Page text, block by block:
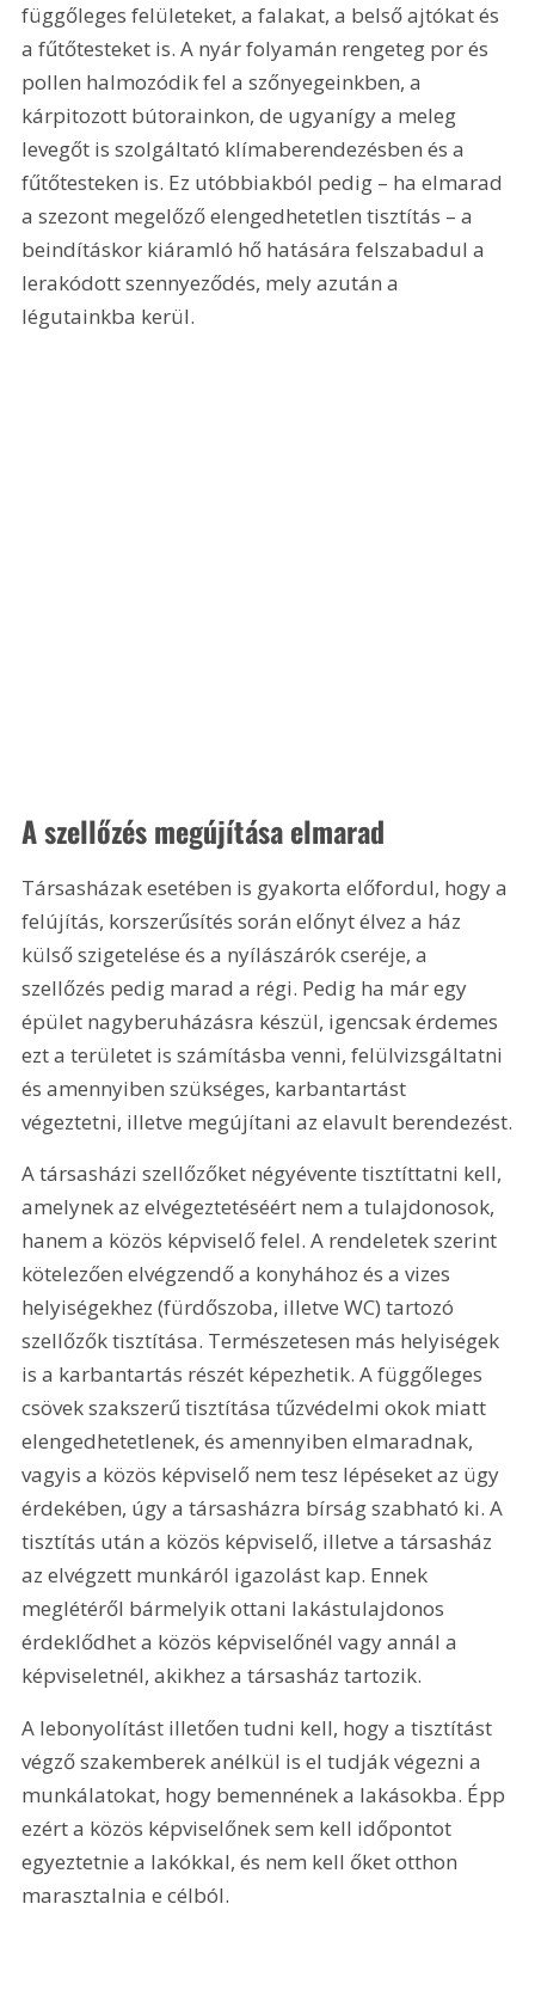
függőleges felületeket, a falakat, a belső ajtókat és
a fűtőtesteket is. A nyár folyamán rengeteg por és
pollen halmozódik fel a szőnyegeinkben, a
kárpitozott bútorainkon, de ugyanígy a meleg
levegőt is szolgáltató klímaberendezésben és a
fűtőtesteken is. Ez utóbbiakból pedig – ha elmarad
a szezont megelőző elengedhetetlen tisztítás – a
beindításkor kiáramló hő hatására felszabadul a
lerakódott szennyeződés, mely azután a
légutainkba kerül.
A szellőzés megújítása elmarad
Társasházak esetében is gyakorta előfordul, hogy a
felújítás, korszerűsítés során előnyt élvez a ház
külső szigetelése és a nyílászárók cseréje, a
szellőzés pedig marad a régi. Pedig ha már egy
épület nagyberuházásra készül, igencsak érdemes
ezt a területet is számításba venni, felülvizsgáltatni
és amennyiben szükséges, karbantartást
végeztetni, illetve megújítani az elavult berendezést.
A társasházi szellőzőket négyévente tisztíttatni kell,
amelynek az elvégeztetéséért nem a tulajdonosok,
hanem a közös képviselő felel. A rendeletek szerint
kötelezően elvégzendő a konyhához és a vizes
helyiségekhez (fürdőszoba, illetve WC) tartozó
szellőzők tisztítása. Természetesen más helyiségek
is a karbantartás részét képezhetik. A függőleges
csövek szakszerű tisztítása tűzvédelmi okok miatt
elengedhetetlenek, és amennyiben elmaradnak,
vagyis a közös képviselő nem tesz lépéseket az ügy
érdekében, úgy a társasházra bírság szabható ki. A
tisztítás után a közös képviselő, illetve a társasház
az elvégzett munkáról igazolást kap. Ennek
meglétéről bármelyik ottani lakástulajdonos
érdeklődhet a közös képviselőnél vagy annál a
képviseletnél, akikhez a társasház tartozik.
A lebonyolítást illetően tudni kell, hogy a tisztítást
végző szakemberek anélkül is el tudják végezni a
munkálatokat, hogy bemennének a lakásokba. Épp
ezért a közös képviselőnek sem kell időpontot
egyeztetnie a lakókkal, és nem kell őket otthon
marasztalnia e célból.